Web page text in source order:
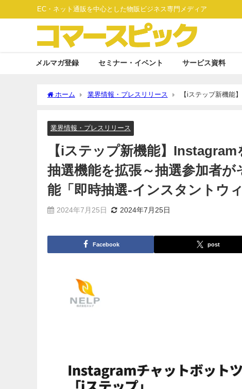
EC・ネット通販を中心とした物販ビジネス専門メディア
メルマガ登録 セミナー・イベント サービス資料
ホーム 業界情報・プレスリリース
【iステップ新機能
業界情報・プレスリリース
【iステップ新機能】
抽選機能を拡張～抽選参加者
能「即時抽選-インスタントウ
2024年7月25日 2024年7月25日
Facebook post